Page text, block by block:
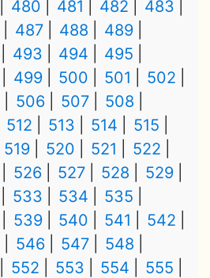
480 481 482
483
487 488
489
493 494
495
499 500 501
502
506 507
508
512 513 514
515
519 520 521
522
526 527 528
529
533 534
535
539 540 541
542
546 547
548
552 553 554
555